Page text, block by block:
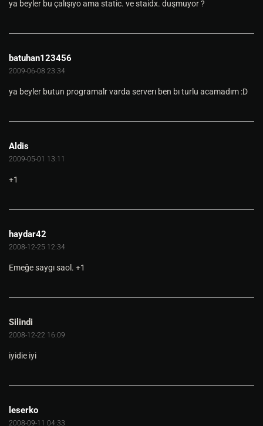
ya beyler bu çalışıyo ama static. ve staidx. duşmuyor ?
batuhan123456
2009-06-08 23:34
ya beyler butun programalr varda serverı ben bı turlu acamadım :D
Aldis
2009-05-01 13:11
+1
haydar42
2008-12-25 12:34
Emeğe saygı saol. +1
Silindi
2008-12-22 16:09
iyidie iyi
leserko
2008-09-11 04:33